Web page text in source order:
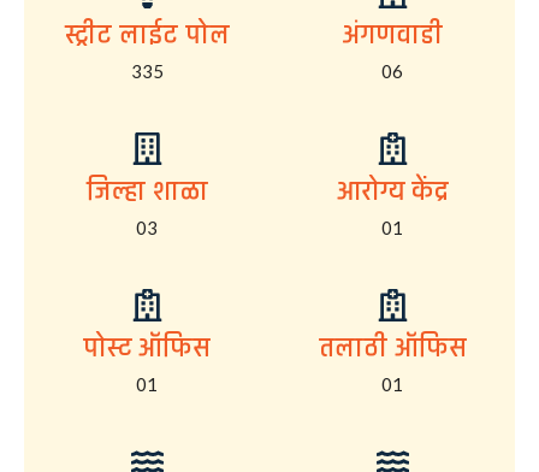
स्ट्रीट लाईट पोल
335
अंगणवाडी
06
जिल्हा शाळा
03
आरोग्य केंद्र
01
पोस्ट ऑफिस
01
तलाठी ऑफिस
01